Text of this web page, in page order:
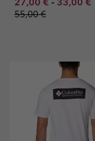
55,00 €